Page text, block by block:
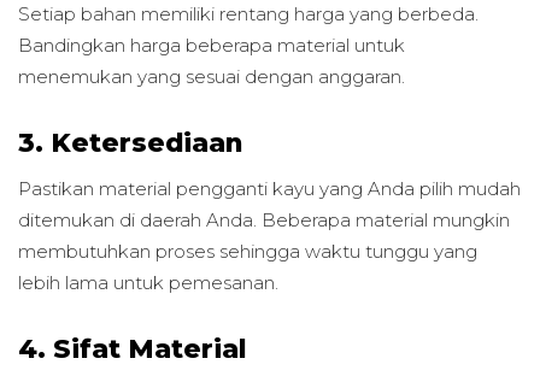
Setiap bahan memiliki rentang harga yang berbeda.
Bandingkan harga beberapa material untuk
menemukan yang sesuai dengan anggaran.
3. Ketersediaan
Pastikan material pengganti kayu yang Anda pilih mudah
ditemukan di daerah Anda. Beberapa material mungkin
membutuhkan proses sehingga waktu tunggu yang
lebih lama untuk pemesanan.
4. Sifat Material